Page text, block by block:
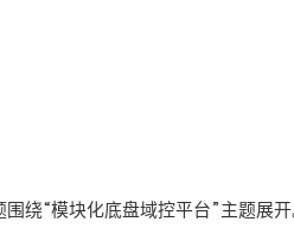
绕“模块化底盘域控平台”主题展